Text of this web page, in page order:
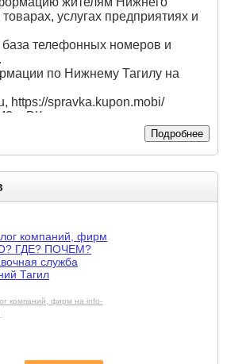
услугах предприятиях и
база телефонных номеров и
по Нижнему Тагилу на
https://spravka.kupon.mobi/
ВКонтакте
Вам по двум лучшим номерам
Подробнее
компаний, фирм
ГДЕ? ПОЧЕМ?
служба
Тагил
компаний, фирм на info-